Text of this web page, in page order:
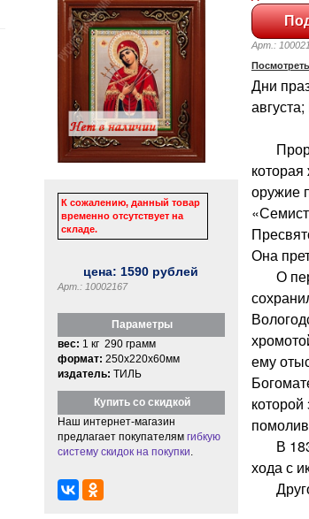
К сожалению, данный товар
временно отсутствует на
складе.
цена: 1590 рублей
Арт.: 10002167
Параметры
вес: 1 кг 290 грамм
формат: 250x220x60мм
издатель: ТИЛЬ
Купить со скидкой
Наш интернет-магазин
предлагает покупателям гибкую
систему скидок на покупки
Арт.:
Дни
оружие
Она
О
ему
В 1830
хода с